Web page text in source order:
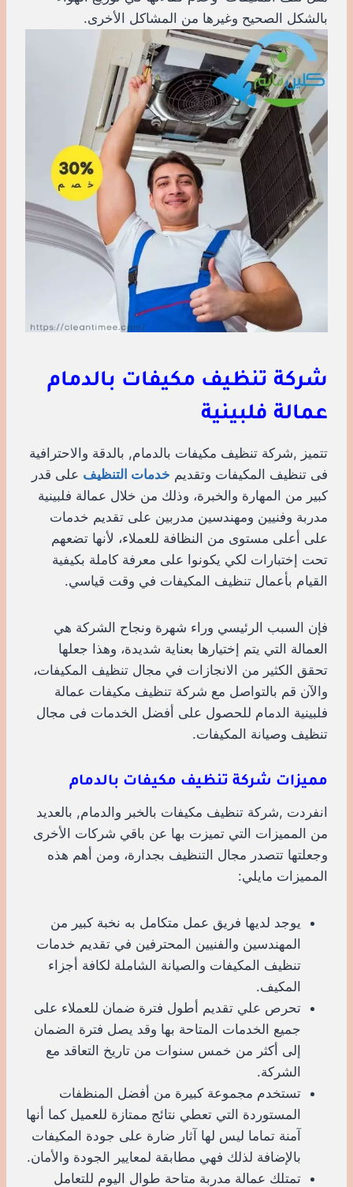
بالشكل الصحيح وغيرها من المشاكل الأخرى.
شركة تنظيف مكيفات بالدمام
عمالة فلبينية
تتميز ,شركة تنظيف مكيفات بالدمام, بالدقة والاحترافية
فى تنظيف المكيفات وتقديم خدمات التنظيف على قدر
كبير من المهارة والخبرة، وذلك من خلال عمالة فلبينية
مدربة وفنيين ومهندسين مدربين على تقديم خدمات
على أعلى مستوى من النظافة للعملاء، لأنها تضعهم
تحت إختبارات لكي يكونوا على معرفة كاملة بكيفية
القيام بأعمال تنظيف المكيفات في وقت قياسي.
فإن السبب الرئيسي وراء شهرة ونجاح الشركة هي
العمالة التي يتم إختيارها بعناية شديدة، وهذا جعلها
تحقق الكثير من الانجازات في مجال تنظيف المكيفات،
والآن قم بالتواصل مع شركة تنظيف مكيفات عمالة
فلبينية الدمام للحصول على أفضل الخدمات فى مجال
تنظيف وصيانة المكيفات.
مميزات شركة تنظيف مكيفات بالدمام
انفردت ,شركة تنظيف مكيفات بالخبر والدمام, بالعديد
من المميزات التي تميزت بها عن باقي شركات الأخرى
وجعلتها تتصدر مجال التنظيف بجدارة، ومن أهم هذه
المميزات مايلي:
يوجد لديها فريق عمل متكامل به نخبة كبير من
المهندسين والفنيين المحترفين في تقديم خدمات
تنظيف المكيفات والصيانة الشاملة لكافة أجزاء
المكيف.
تحرص علي تقديم أطول فترة ضمان للعملاء على
جميع الخدمات المتاحة بها وقد يصل فترة الضمان
إلى أكثر من خمس سنوات من تاريخ التعاقد مع
الشركة.
تستخدم مجموعة كبيرة من أفضل المنظفات
المستوردة التي تعطي نتائج ممتازة للعميل كما أنها
آمنة تماما ليس لها آثار ضارة على جودة المكيفات
بالإضافة لذلك فهي مطابقة لمعايير الجودة والأمان.
تمتلك عمالة مدربة متاحة طوال اليوم للتعامل